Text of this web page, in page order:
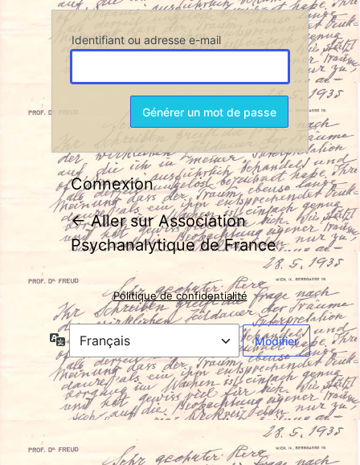
Identifiant ou adresse e-mail
Connexion
← Aller sur Association
Psychanalytique de France
Politique de confidentialité
Langue